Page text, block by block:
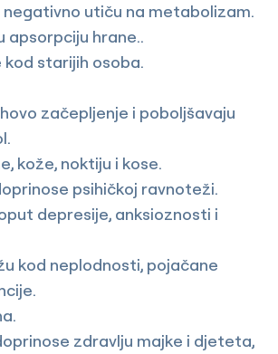
utiču na metabolizam.
apsorpciju hrane..
starijih osoba.
začepljenje i poboljšavaju
kože, noktiju i kose.
psihičkoj ravnoteži.
depresije, anksioznosti i
kod neplodnosti, pojačane
zdravlju majke i djeteta,